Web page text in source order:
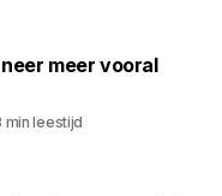
meer vooral
min leestijd